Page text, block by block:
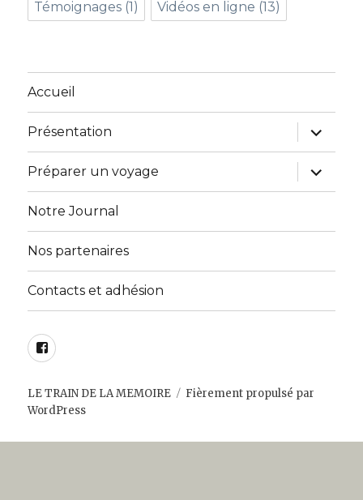
Témoignages (1) Vidéos en ligne (13)
Accueil
Présentation
ouvrir
le
sous-
menu
Préparer un voyage
ouvrir
le
sous-
Notre Journal
Nos partenaires
Contacts et adhésion
Facebook
LE TRAIN DE LA MEMOIRE
Fièrement propulsé par
WordPress